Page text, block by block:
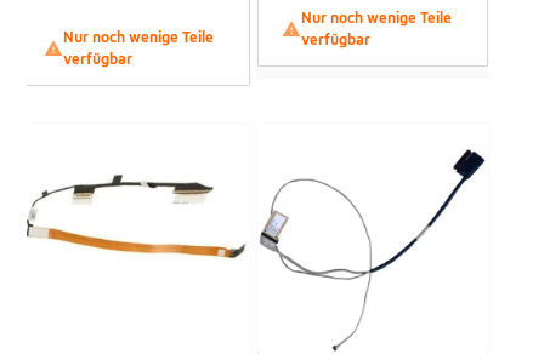

Nur noch wenige Teile
verfügbar

Nur noch wenige Teile
verfügbar